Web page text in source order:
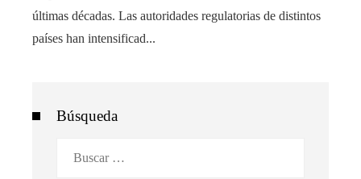
últimas décadas. Las autoridades regulatorias de distintos
países han intensificad...
Búsqueda